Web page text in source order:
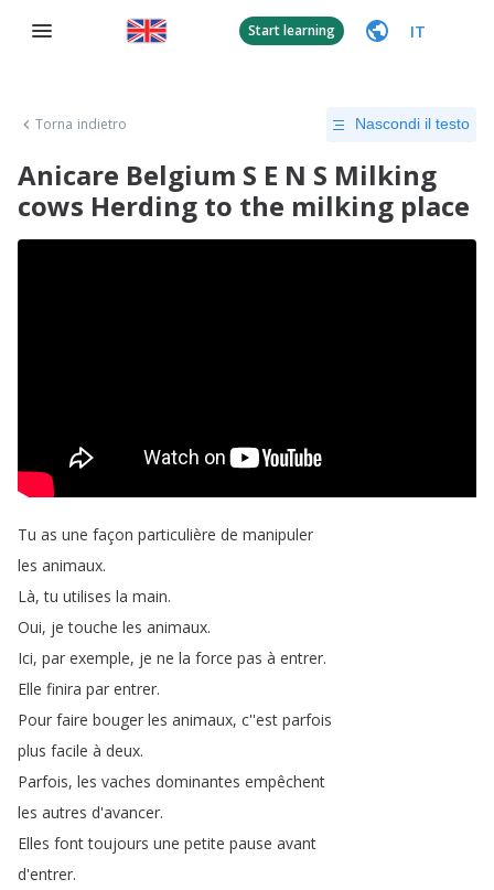
Start learning IT
Torna indietro Nascondi il testo
Anicare Belgium S E N S Milking
cows Herding to the milking place
Tu as une façon particulière de manipuler
les animaux.
Là,tu utilises la main.
Oui, je touche les animaux.
Ici, par exemple, je ne la force pas à entrer.
Elle finira par entrer.
Pour faire bouger les animaux, c''est parfois
plus facile à deux.
Parfois, les vaches dominantes empêchent
les autres d'avancer.
Elles font toujours une petite pause avant
d'entrer.